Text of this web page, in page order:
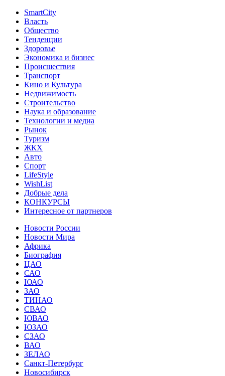
SmartCity
Власть
Общество
Тенденции
Здоровье
Экономика и бизнес
Происшествия
Транспорт
Кино и Культура
Недвижимость
Строительство
Наука и образование
Технологии и медиа
Рынок
Туризм
ЖКХ
Авто
Спорт
LifeStyle
WishList
Добрые дела
КОНКУРСЫ
Интересное от партнеров
Новости России
Новости Мира
Африка
Биография
ЦАО
САО
ЮАО
ЗАО
ТИНАО
СВАО
ЮВАО
ЮЗАО
СЗАО
ВАО
ЗЕЛАО
Санкт-Петербург
Новосибирск